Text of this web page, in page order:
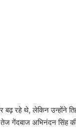
रहे थे, लेकिन उन्होंने
तेज गेंदबाज अभिनंदन सिंह